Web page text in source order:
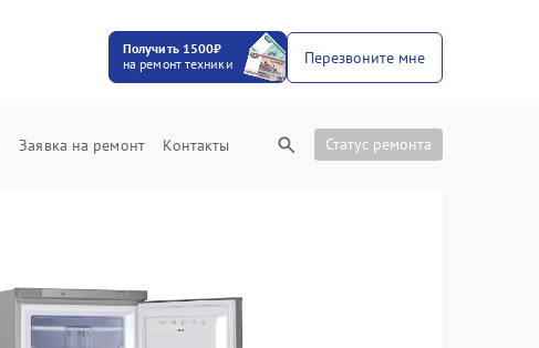
Получить 1500₽
на ремонт техники
Перезвоните мне
Заявка на ремонт Контакты Статус ремонта